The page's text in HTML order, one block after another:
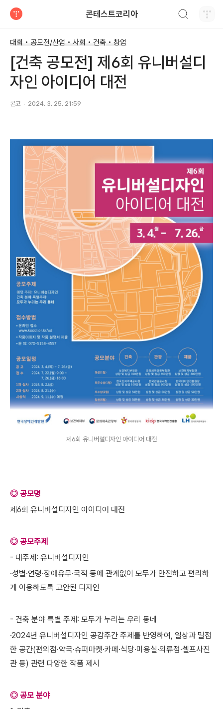
콘테스트코리아
대회 • 공모전/산업 • 사회 • 건축 • 창업
[건축 공모전] 제6회 유니버설디
자인 아이디어 대전
콘코 2024. 3. 25. 21:59
제6회 유니버설디자인 아이디어 대전
◎ 공모명
제6회 유니버설디자인 아이디어 대전
◎ 공모주제
- 대주제: 유니버설디자인
·성별·연령·장애유무·국적 등에 관계없이 모두가 안전하고 편리하
게 이용하도록 고안된 디자인
- 건축 분야 특별 주제: 모두가 누리는 우리 동네
·2024년 유니버설디자인 공감주간 주제를 반영하여, 일상과 밀접
한 공간(편의점·약국·슈퍼마켓·카페·식당·미용실·의류점·셀프사진
관 등) 관련 다양한 작품 제시
◎ 공모 분야